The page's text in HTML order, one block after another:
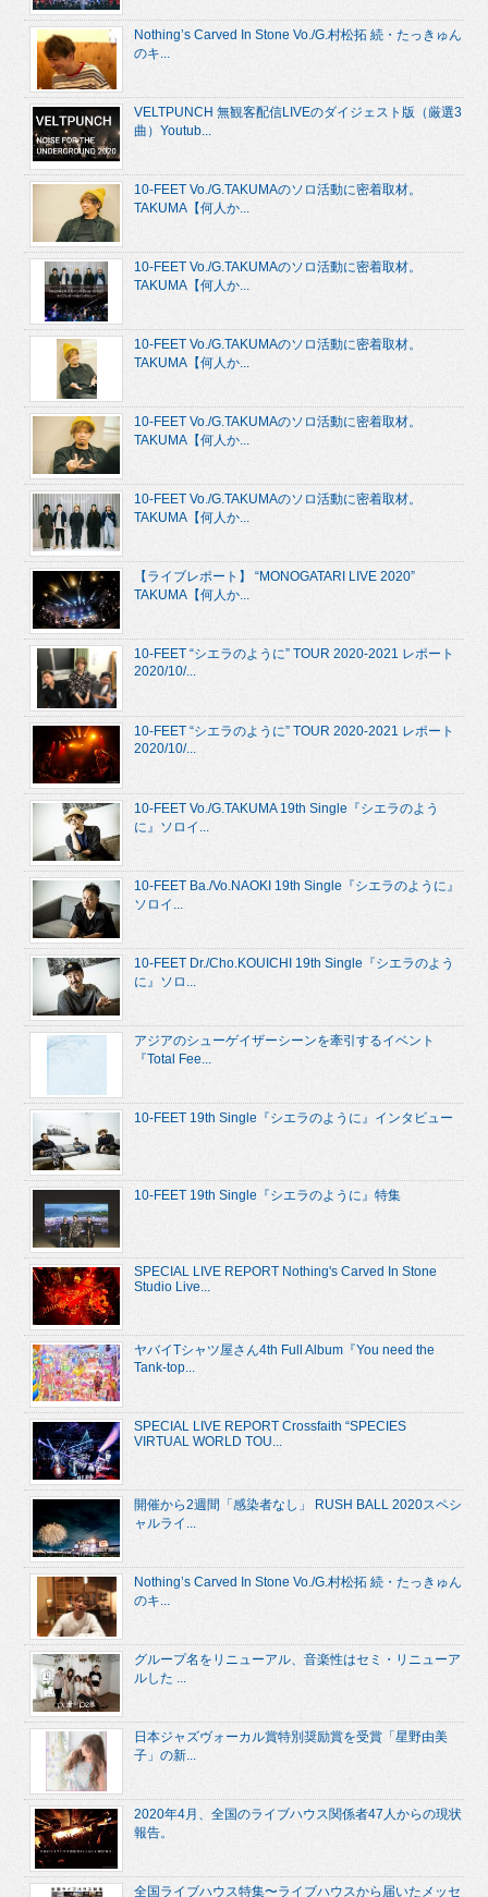
Nothing’s Carved In Stone Vo./G.村松拓 続・たっきゅん
のキ...
VELTPUNCH 無観客配信LIVEのダイジェスト版（厳選3
曲）Youtub...
10-FEET Vo./G.TAKUMAのソロ活動に密着取材。
TAKUMA【何人か...
10-FEET Vo./G.TAKUMAのソロ活動に密着取材。
TAKUMA【何人か...
10-FEET Vo./G.TAKUMAのソロ活動に密着取材。
TAKUMA【何人か...
10-FEET Vo./G.TAKUMAのソロ活動に密着取材。
TAKUMA【何人か...
10-FEET Vo./G.TAKUMAのソロ活動に密着取材。
TAKUMA【何人か...
【ライブレポート】 “MONOGATARI LIVE 2020”
TAKUMA【何人か...
10-FEET “シエラのように” TOUR 2020-2021 レポート
2020/10/...
10-FEET “シエラのように” TOUR 2020-2021 レポート
2020/10/...
10-FEET Vo./G.TAKUMA 19th Single『シエラのよう
に』ソロイ...
10-FEET Ba./Vo.NAOKI 19th Single『シエラのように』
ソロイ...
10-FEET Dr./Cho.KOUICHI 19th Single『シエラのよう
に』ソロ...
アジアのシューゲイザーシーンを牽引するイベント
『Total Fee...
10-FEET 19th Single『シエラのように』インタビュー
10-FEET 19th Single『シエラのように』特集
SPECIAL LIVE REPORT Nothing's Carved In Stone
Studio Live...
ヤバイTシャツ屋さん4th Full Album『You need the
Tank-top...
SPECIAL LIVE REPORT Crossfaith “SPECIES
VIRTUAL WORLD TOU...
開催から2週間「感染者なし」 RUSH BALL 2020スペシ
ャルライ...
Nothing’s Carved In Stone Vo./G.村松拓 続・たっきゅん
のキ...
グループ名をリニューアル、音楽性はセミ・リニューア
ルした ...
日本ジャズヴォーカル賞特別奨励賞を受賞「星野由美
子」の新...
2020年4月、全国のライブハウス関係者47人からの現状
報告。
全国ライブハウス特集〜ライブハウスから届いたメッセ